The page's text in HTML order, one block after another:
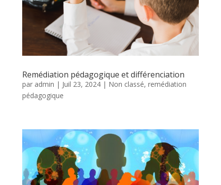
Remédiation pédagogique et différenciation
par admin | Juil 23, 2024| Non classé, remédiation
pédagogique